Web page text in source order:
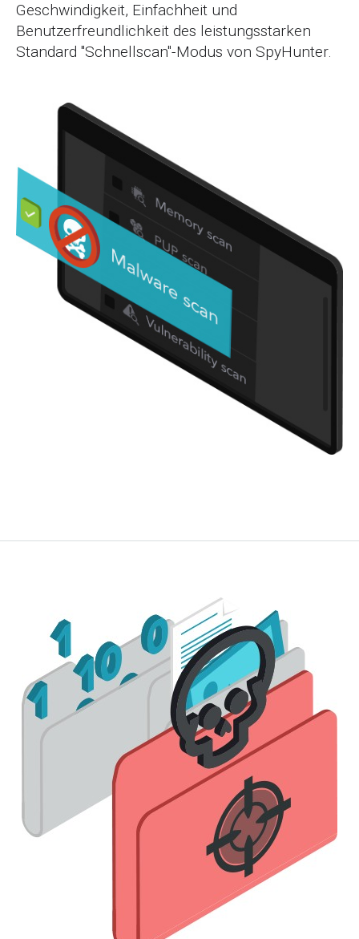
Geschwindigkeit, Einfachheit und
Benutzerfreundlichkeit des leistungsstarken
Standard "Schnellscan"-Modus von SpyHunter.